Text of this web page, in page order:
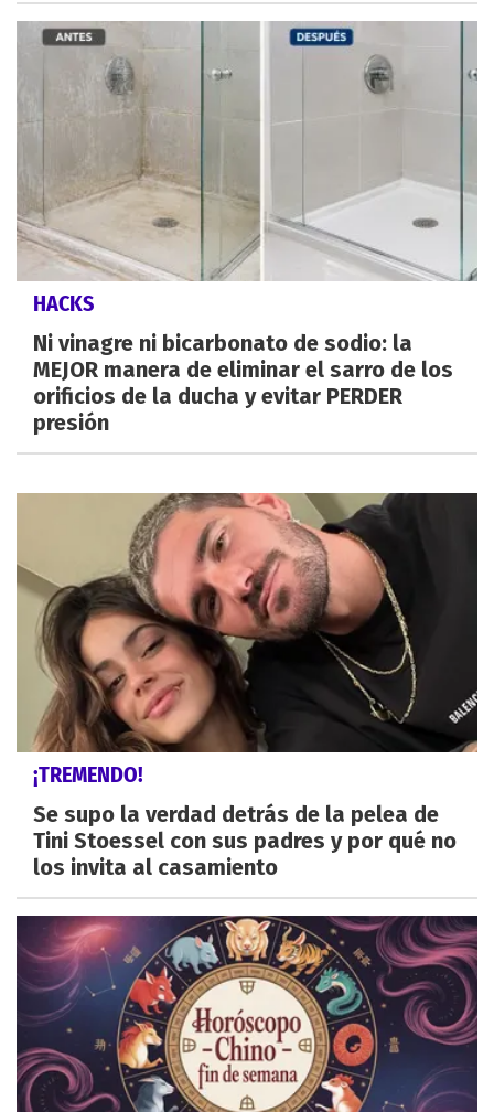
HACKS
Ni vinagre ni bicarbonato de sodio: la
MEJOR manera de eliminar el sarro de los
orificios de la ducha y evitar PERDER
presión
¡TREMENDO!
Se supo la verdad detrás de la pelea de
Tini Stoessel con sus padres y por qué no
los invita al casamiento